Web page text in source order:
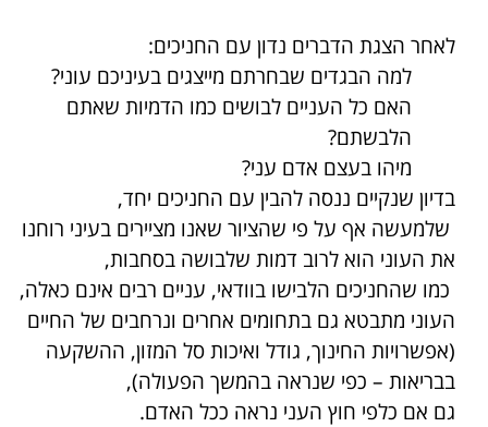
לאחר הצגת הדברים נדון עם החניכים:
למה הבגדים שבחרתם מייצגים בעיניכם עוני?
האם כל העניים לבושים כמו הדמיות שאתם
הלבשתם?
מיהו בעצם אדם עני?
בדיון שנקיים ננסה להבין עם החניכים יחד,
שלמעשה אף על פי שהציור שאנו מציירים בעיני רוחנו
את העוני הוא לרוב דמות שלבושה בסחבות,
כמו שהחניכים הלבישו בוודאי, עניים רבים אינם כאלה,
העוני מתבטא גם בתחומים אחרים ונרחבים של החיים
(אפשרויות החינוך, גודל ואיכות סל המזון, ההשקעה
בבריאות – כפי שנראה בהמשך הפעולה),
גם אם כלפי חוץ העני נראה ככל האדם.